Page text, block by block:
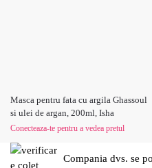
Masca pentru fata cu argila Ghassoul
si ulei de argan, 200ml, Isha
Conecteaza-te pentru a vedea pretul
Compania dvs. se